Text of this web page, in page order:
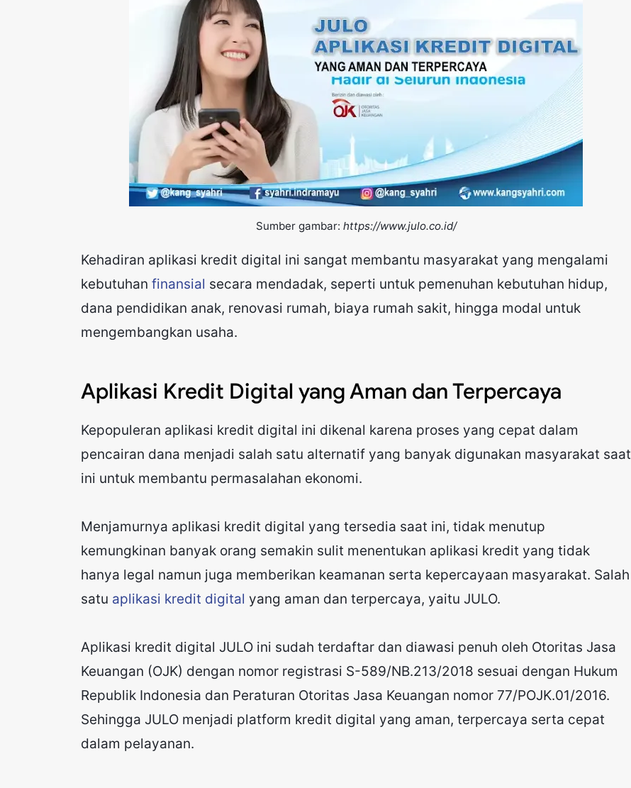
Sumber gambar: https://www.julo.co.id/
Kehadiran aplikasi kredit digital ini sangat membantu masyarakat yang mengalami
kebutuhan finansial secara mendadak, seperti untuk pemenuhan kebutuhan hidup,
dana pendidikan anak, renovasi rumah, biaya rumah sakit, hingga modal untuk
mengembangkan usaha.
Aplikasi Kredit Digital yang Aman dan Terpercaya
Kepopuleran aplikasi kredit digital ini dikenal karena proses yang cepat dalam
pencairan dana menjadi salah satu alternatif yang banyak digunakan masyarakat saat
ini untuk membantu permasalahan ekonomi.
Menjamurnya aplikasi kredit digital yang tersedia saat ini, tidak menutup
kemungkinan banyak orang semakin sulit menentukan aplikasi kredit yang tidak
hanya legal namun juga memberikan keamanan serta kepercayaan masyarakat. Salah
satu aplikasi kredit digital yang aman dan terpercaya, yaitu JULO.
Aplikasi kredit digital JULO ini sudah terdaftar dan diawasi penuh oleh Otoritas Jasa
Keuangan (OJK) dengan nomor registrasi S-589/NB.213/2018 sesuai dengan Hukum
Republik Indonesia dan Peraturan Otoritas Jasa Keuangan nomor 77/POJK.01/2016.
Sehingga JULO menjadi platform kredit digital yang aman, terpercaya serta cepat
dalam pelayanan.